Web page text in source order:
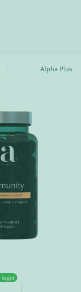
Alpha Plus
lager